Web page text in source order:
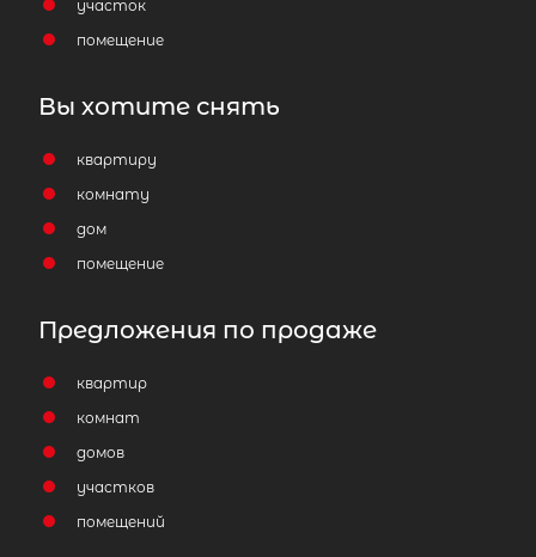
участок
помещение
Вы хотите снять
квартиру
комнату
дом
помещение
Предложения по продаже
квартир
комнат
домов
участков
помещений